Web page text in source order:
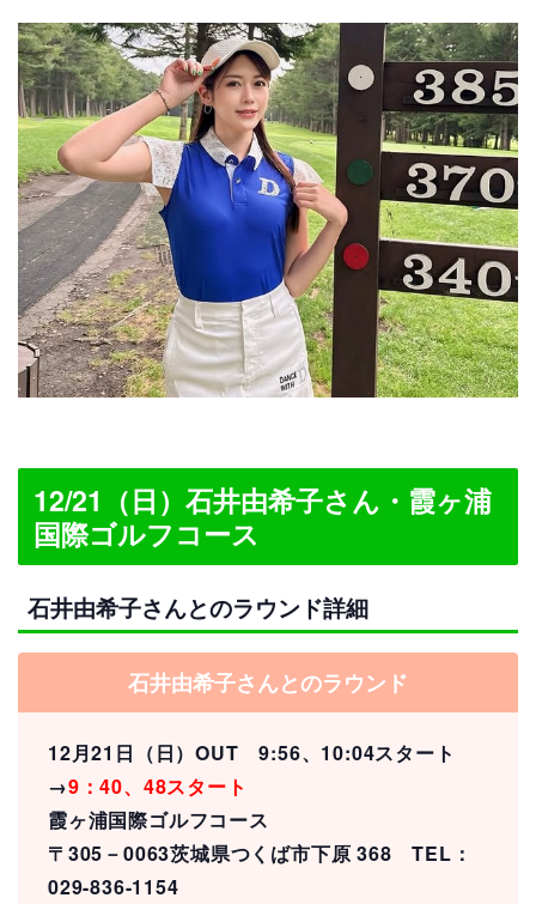
12/21（日）石井由希子さん・霞ヶ浦
国際ゴルフコース
石井由希子さんとのラウンド詳細
石井由希子さんとのラウンド
12月21日（日）OUT 9:56、10:04スタート
→9：40、48スタート
霞ヶ浦国際ゴルフコース
〒305－0063茨城県つくば市下原 368 TEL：
029-836-1154